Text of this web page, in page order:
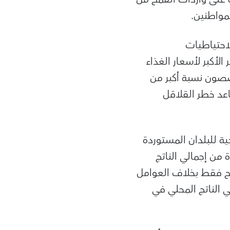
الأكبر لأسعار الغذاء
نسبة أكبر من
خطر القلاقل
للبلدان المستوردة
إجمالي الناتج
فقط بخلاف العوامل
الجارية بحوالي 1,2% من إجمالي الناتج المحلي في